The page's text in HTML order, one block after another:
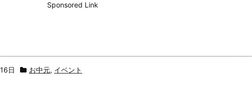
Sponsored Link
日 お中元, イベント